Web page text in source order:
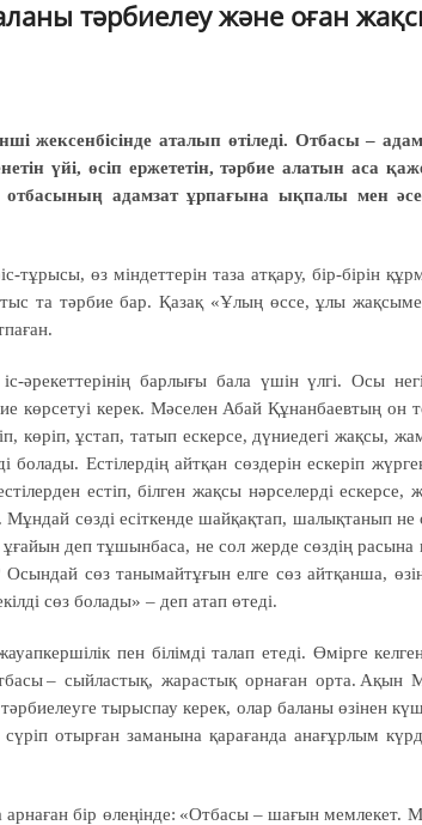
тәрбиелеу және оған
жексенбiсiнде аталып өтiледi. Отбасы –
үйі, өсіп ержететін, тәрбие алатын аса
адамзат ұрпағына ықпалы мен
тұрысы, өз міндеттерін таза атқару, бір-бірін
тыс та тәрбие бар. Қазақ «Ұлың өссе, ұлы
әрекеттерінің барлығы бала үшін үлгі. Осы
көрсетуі керек. Мәселен Абай Құнанбаевтың он
көріп, ұстап, татып ескерсе, дүниедегі жақсы,
болады. Естілердің айтқан сөздерін ескеріп
естіп, білген жақсы нәрселерді ескерсе,
сөзді есіткенде шайқақтап, шалықтанып не
деп тұшынбаса, не сол жерде сөздің расына
Осындай сөз танымайтұғын елге сөз айтқанша,
сөз болады» – деп атап өтеді.
пен білімді талап етеді. Өмірге
– сыйластық, жарастық орнаған орта.
тырыспау керек, олар баланы өзінен
отырған заманына қарағанда анағұрлым
бір өлеңін­де: «Отбасы – шағын мемлекет.